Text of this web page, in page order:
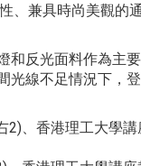
、兼具時尚美觀的
反光面料作為主
線不足情況下，